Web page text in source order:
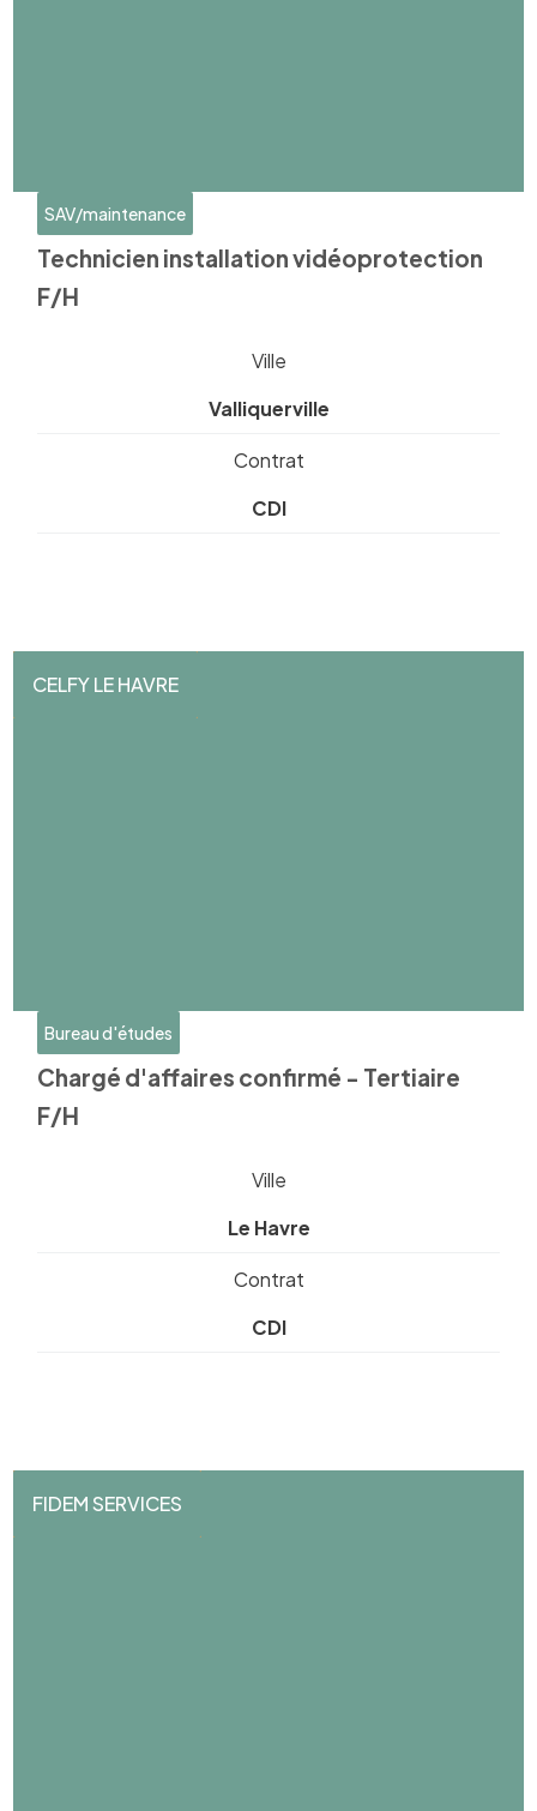
SAV/maintenance
Technicien installation vidéoprotection
F/H
Ville
Valliquerville
Contrat
CDI
CELFY LE HAVRE
Bureau d'études
Chargé d'affaires confirmé - Tertiaire
F/H
Ville
Le Havre
Contrat
CDI
FIDEM SERVICES